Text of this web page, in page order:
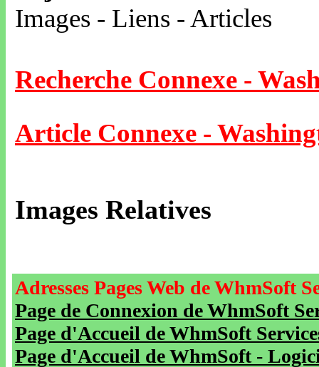
Images - Liens - Articles
Recherche Connexe -
Article Connexe -
Images Relatives
Adresses Pages Web de WhmSoft
Page de Connexion de WhmSoft
Page d'Accueil de WhmSoft
Page d'Accueil de WhmSoft -